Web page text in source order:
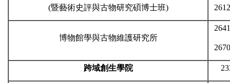
(暨藝術史評與古物研究碩博士班)
博物館學與古物維護研究所
跨域創生學院